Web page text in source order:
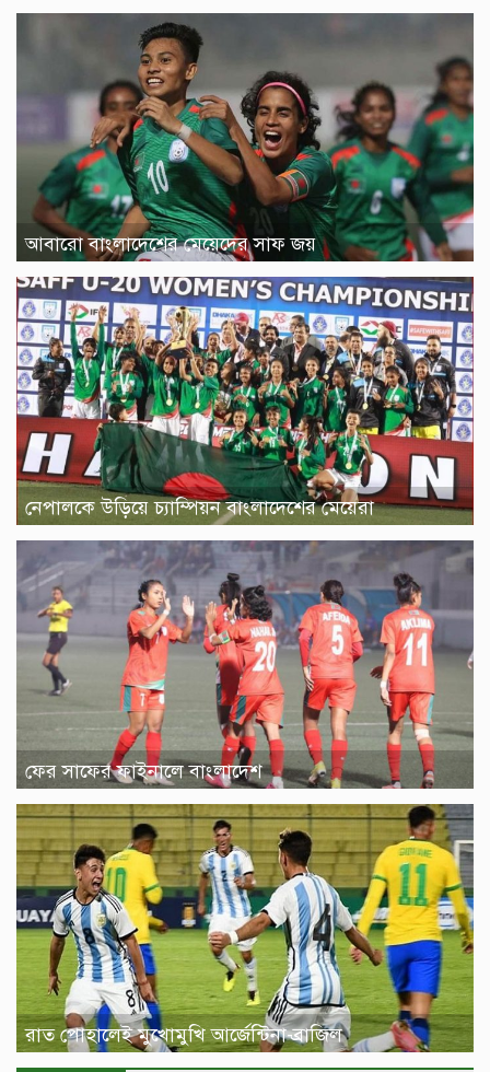
আবারো বাংলাদেশের মেয়েদের সাফ জয়
নেপালকে উড়িয়ে চ্যাম্পিয়ন বাংলাদেশের মেয়েরা
ফের সাফের ফাইনালে বাংলাদেশ
রাত পোহালেই মুখোমুখি আর্জেন্টিনা-ব্রাজিল